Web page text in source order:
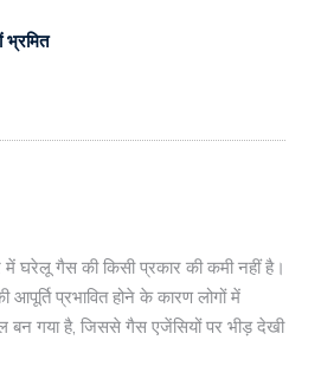
भ्रमित
घरेलू गैस की किसी प्रकार की कमी नहीं है।
आपूर्ति प्रभावित होने के कारण लोगों में
बन गया है, जिससे गैस एजेंसियों पर भीड़ देखी